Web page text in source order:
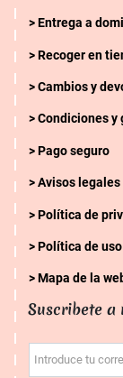
Entrega a
Recoger en
Cambios y
Condiciones y
Pago seguro
Avisos legales
Política de
Política de
Mapa de la
Suscribete a
Introduce tu